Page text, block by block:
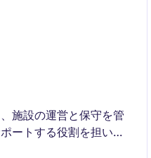
施設の運営と保守を管
ートする役割を担いま